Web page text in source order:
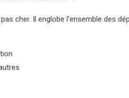
cher. Il englobe l’ensemble des